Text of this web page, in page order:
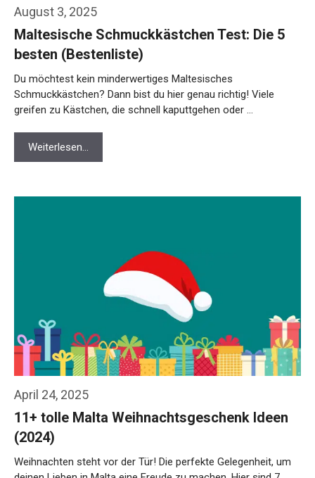
August 3, 2025
Maltesische Schmuckkästchen Test: Die 5
besten (Bestenliste)
Du möchtest kein minderwertiges Maltesisches
Schmuckkästchen? Dann bist du hier genau richtig! Viele
greifen zu Kästchen, die schnell kaputtgehen oder …
Weiterlesen…
April 24, 2025
11+ tolle Malta Weihnachtsgeschenk Ideen
(2024)
Weihnachten steht vor der Tür! Die perfekte Gelegenheit, um